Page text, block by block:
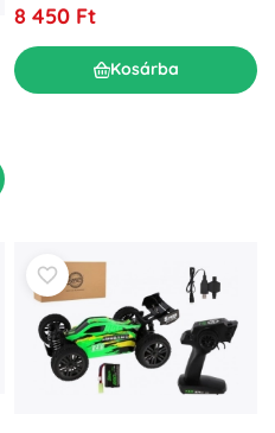
8 450 Ft
Kosárba